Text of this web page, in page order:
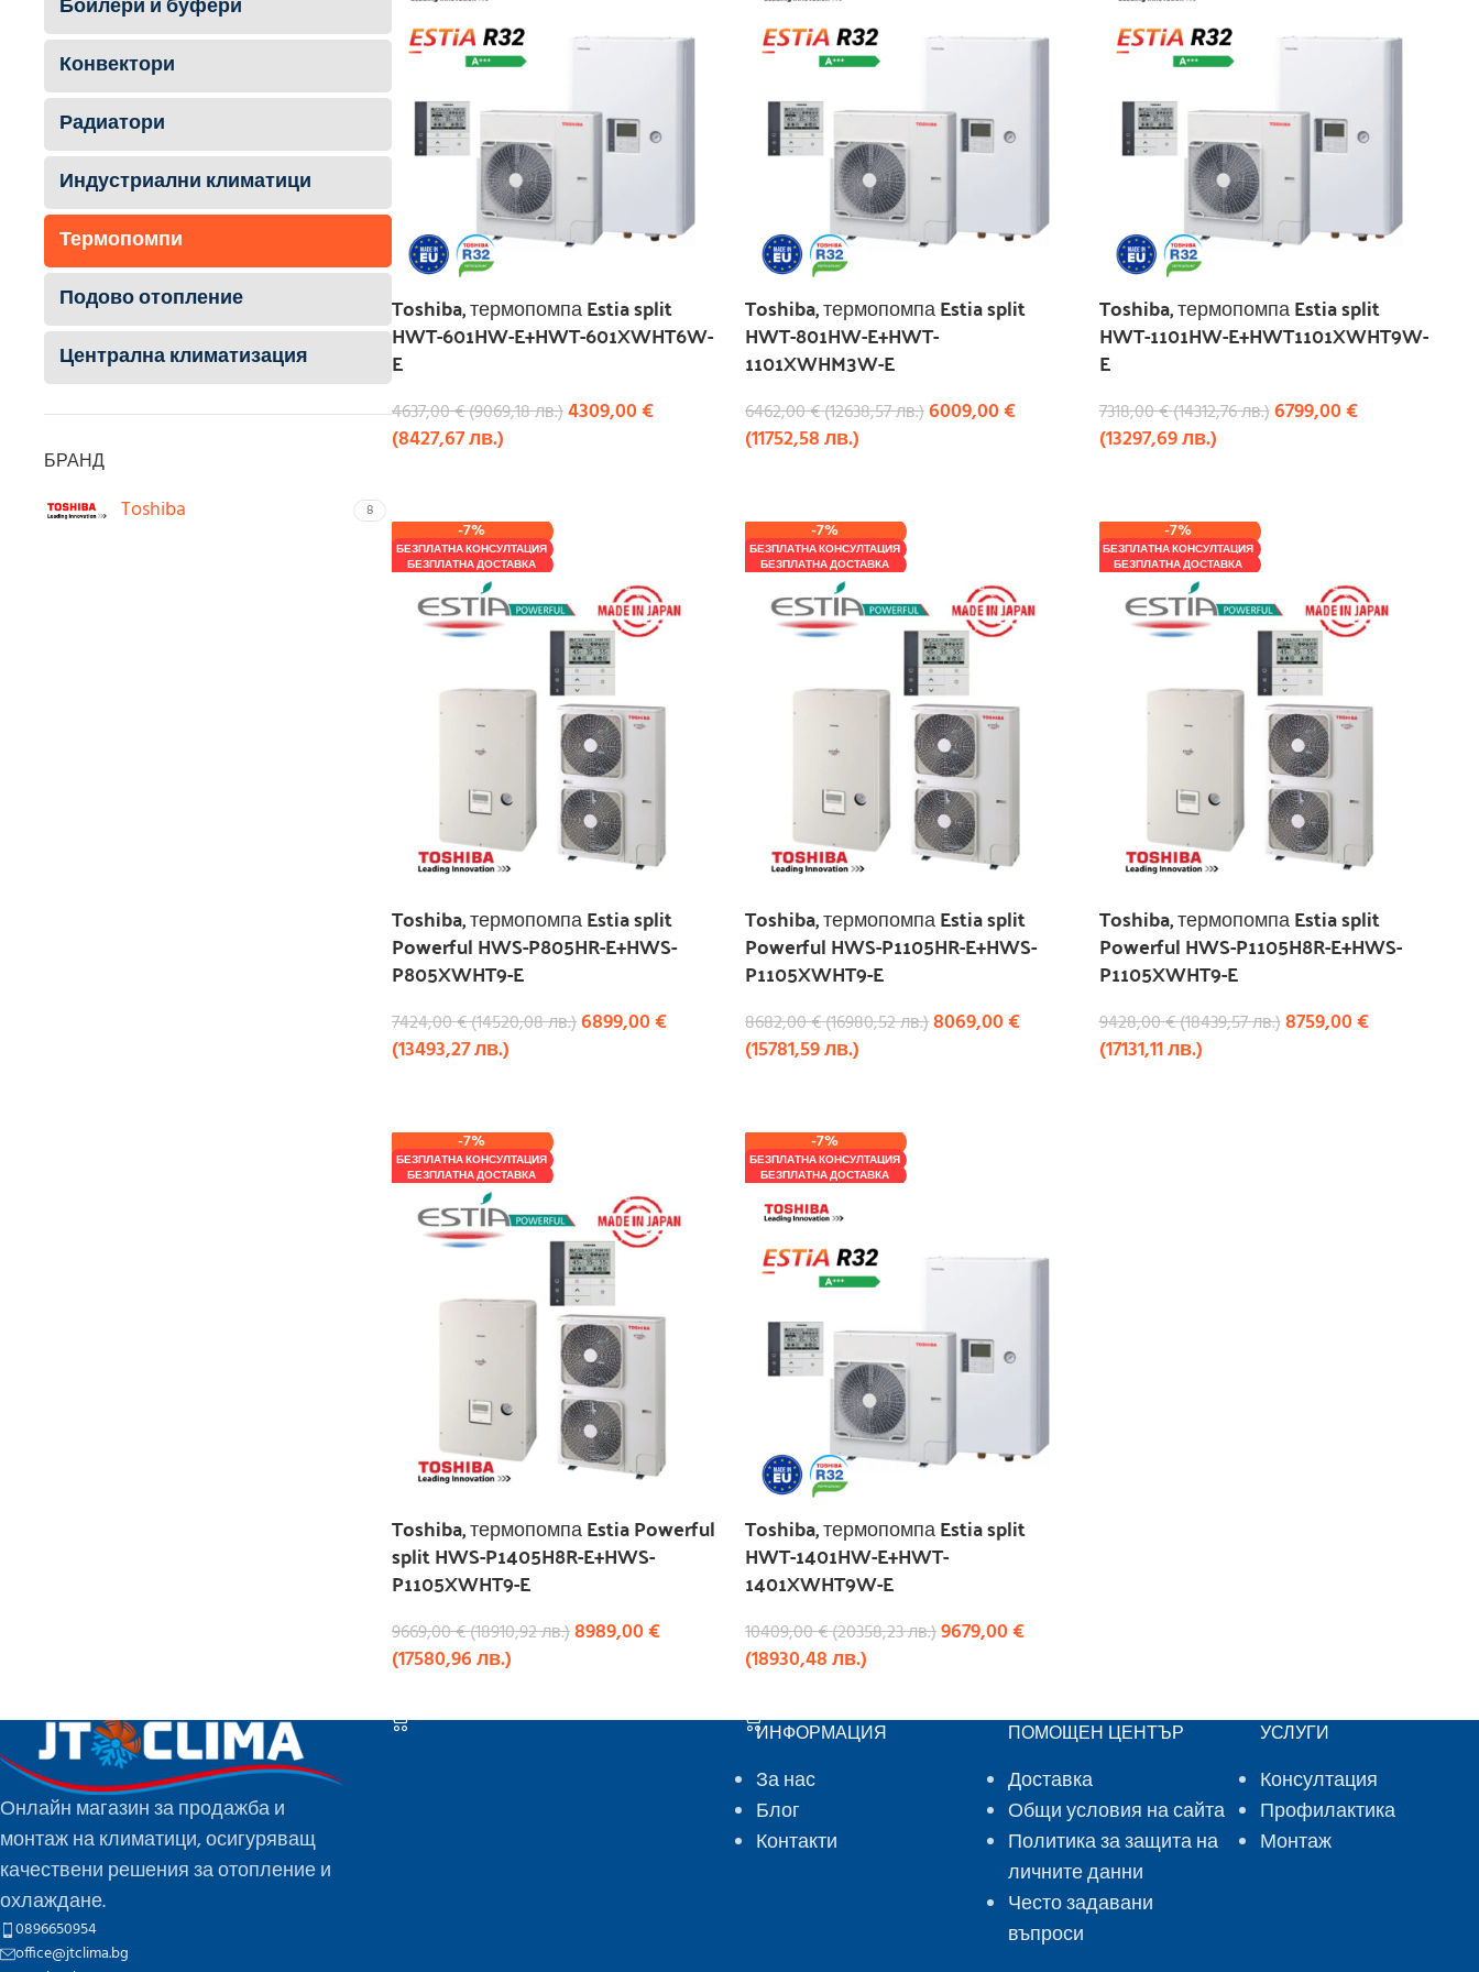
Бойлери и буфери
Конвектори
Радиатори
Индустриални климатици
Термопомпи
Подово отопление
Централна климатизация
БРАНД
Toshiba
8
Toshiba, термопомпа Estia split
HWT-601HW-E+HWT-601XWHT6W-
E
4637,00€(9069,18лв.)4309,00€
(8427,67лв.)
Toshiba, термопомпа Estia split
HWT-801HW-E+HWT-
1101XWHM3W-E
6462,00€(12638,57лв.)6009,00€
(11752,58лв.)
Toshiba, термопомпа Estia split
HWT-1101HW-E+HWT1101XWHT9W-
E
7318,00€(14312,76лв.)6799,00€
(13297,69лв.)
-7%
БЕЗПЛАТНА КОНСУЛТАЦИЯ
БЕЗПЛАТНА ДОСТАВКА
Toshiba, термопомпа Estia split
Powerful HWS-P805HR-E+HWS-
P805XWHT9-E
7424,00€(14520,08лв.)6899,00€
(13493,27лв.)
-7%
БЕЗПЛАТНА КОНСУЛТАЦИЯ
БЕЗПЛАТНА ДОСТАВКА
Toshiba, термопомпа Estia split
Powerful HWS-P1105HR-E+HWS-
P1105XWHT9-E
8682,00€(16980,52лв.)8069,00€
(15781,59лв.)
-7%
БЕЗПЛАТНА КОНСУЛТАЦИЯ
БЕЗПЛАТНА ДОСТАВКА
Toshiba, термопомпа Estia split
Powerful HWS-P1105H8R-E+HWS-
P1105XWHT9-E
9428,00€(18439,57лв.)8759,00€
(17131,11лв.)
-7%
БЕЗПЛАТНА КОНСУЛТАЦИЯ
БЕЗПЛАТНА ДОСТАВКА
Toshiba, термопомпа Estia Powerful
split HWS-P1405H8R-E+HWS-
P1105XWHT9-E
9669,00€(18910,92лв.)8989,00€
(17580,96лв.)
-7%
БЕЗПЛАТНА КОНСУЛТАЦИЯ
БЕЗПЛАТНА ДОСТАВКА
Toshiba, термопомпа Estia split
HWT-1401HW-E+HWT-
1401XWHT9W-E
10409,00€(20358,23лв.)9679,00€
(18930,48лв.)
Онлайн магазин за продажба и
монтаж на климатици, осигуряващ
качествени решения за отопление и
охлаждане.
0896650954
office@jtclima.bg
ИНФОРМАЦИЯ
За нас
Блог
Контакти
ПОМОЩЕН ЦЕНТЪР
Доставка
Общи условия на сайта
Политика за защита на
личните данни
Често задавани
въпроси
УСЛУГИ
Консултация
Профилактика
Монтаж